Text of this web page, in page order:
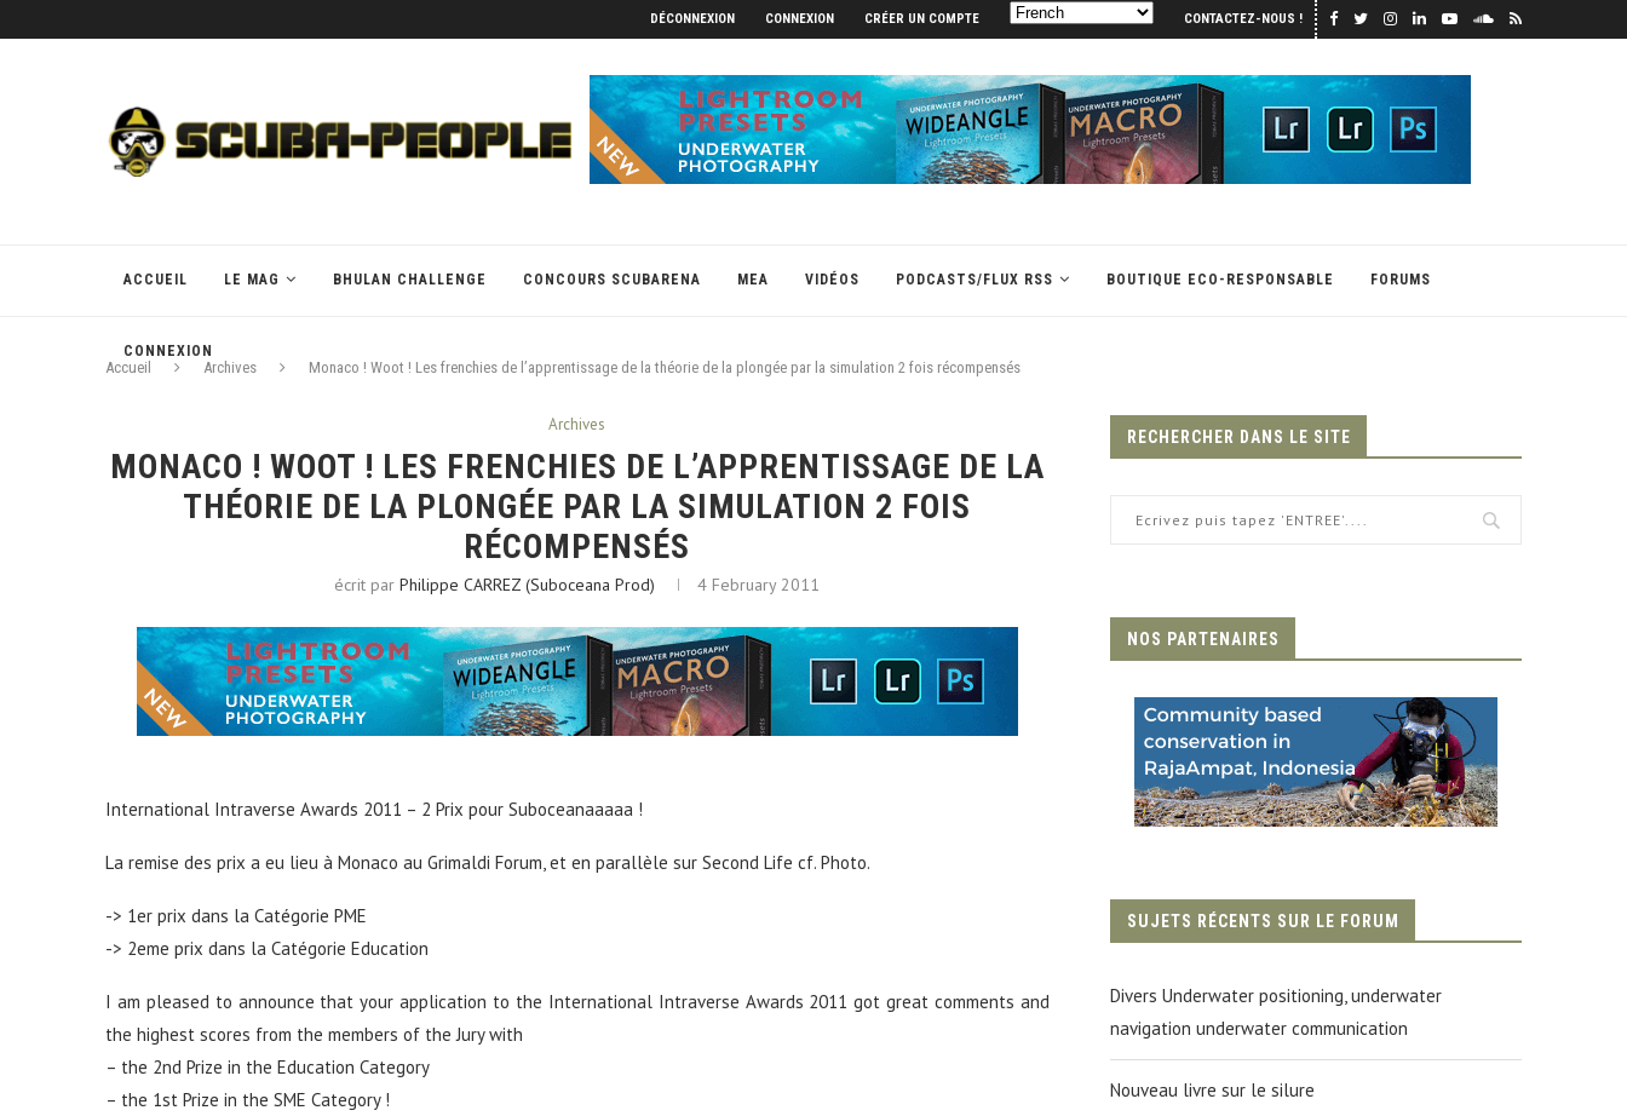
DÉCONNEXION CONNEXION CRÉER UN COMPTE CONTACTEZ-NOUS !
ACCUEIL LE MAG BHULAN CHALLENGE CONCOURS SCUBARENA MEA VIDÉOS PODCASTS/FLUX RSS BOUTIQUE ECO-RESPONSABLE FORUMS
CONNEXION
Accueil Archives Monaco ! Woot ! Les frenchies de l’apprentissage de la théorie de la plongée par la simulation 2 fois récompensés
Archives
MONACO ! WOOT ! LES FRENCHIES DE L’APPRENTISSAGE DE LA
THÉORIE DE LA PLONGÉE PAR LA SIMULATION 2 FOIS
RÉCOMPENSÉS
écrit parPhilippe CARREZ (Suboceana Prod) 4 February 2011
International Intraverse Awards 2011 – 2 Prix pour Suboceanaaaaa !
La remise des prix a eu lieu à Monaco au Grimaldi Forum, et en parallèle sur Second Life cf. Photo.
-> 1er prix dans la Catégorie PME
-> 2eme prix dans la Catégorie Education
I am pleased to announce that your application to the International Intraverse Awards 2011 got great comments and
the highest scores from the members of the Jury with
– the 2nd Prize in the Education Category
– the 1st Prize in the SME Category !
RECHERCHER DANS LE SITE
NOS PARTENAIRES
SUJETS RÉCENTS SUR LE FORUM
Divers Underwater positioning, underwater
navigation underwater communication
Nouveau livre sur le silure